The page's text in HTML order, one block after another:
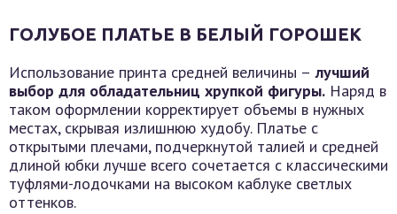
ГОЛУБОЕ ПЛАТЬЕ В БЕЛЫЙ ГОРОШЕК
Использование принта средней величины – лучший
выбор для обладательниц хрупкой фигуры. Наряд в
таком оформлении корректирует объемы в нужных
местах, скрывая излишнюю худобу. Платье с
открытыми плечами, подчеркнутой талией и средней
длиной юбки лучше всего сочетается с классическими
туфлями-лодочками на высоком каблуке светлых
оттенков.